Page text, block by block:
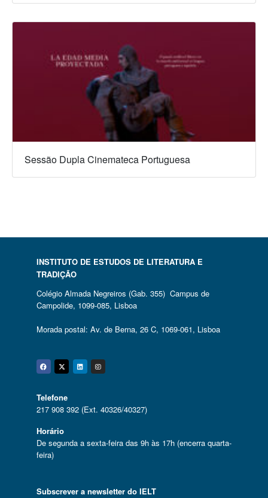
Sessão Dupla Cinemateca Portuguesa
INSTITUTO DE ESTUDOS DE LITERATURA E
TRADIÇÃO
Colégio Almada Negreiros (Gab. 355) Campus de
Campolide, 1099-085, Lisboa
Morada postal: Av. de Berna, 26 C, 1069-061, Lisboa
Facebook
Twitter
Linkedin
Instagram
Telefone
217 908 392 (Ext. 40326/40327)
Horário
De segunda a sexta-feira das 9h às 17h (encerra quarta-
feira)
Subscrever a newsletter do IELT